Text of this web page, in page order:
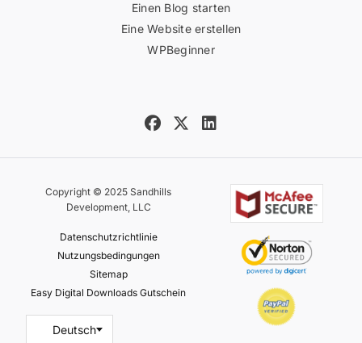
Einen Blog starten
Eine Website erstellen
WPBeginner
Copyright © 2025 Sandhills
Development, LLC
Datenschutzrichtlinie
Nutzungsbedingungen
Sitemap
Easy Digital Downloads Gutschein